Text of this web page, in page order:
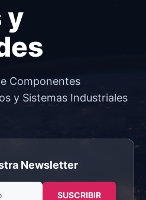
y
Componentes
y Sistemas Industriales
Newsletter